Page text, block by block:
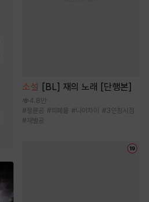
소설 [BL] 재의 노래 [단행본]
4.8만
#절륜공 #피폐물 #나이차이 #3인칭시점
#재벌공